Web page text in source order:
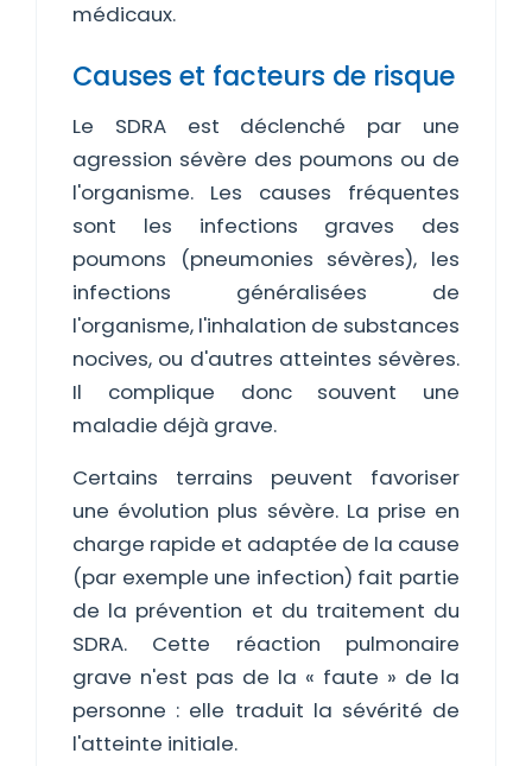
médicaux.
Causes et facteurs de risque
Le SDRA est déclenché par une
agression sévère des poumons ou de
l'organisme. Les causes fréquentes
sont les infections graves des
poumons (pneumonies sévères), les
infections généralisées de
l'organisme, l'inhalation de substances
nocives, ou d'autres atteintes sévères.
Il complique donc souvent une
maladie déjà grave.
Certains terrains peuvent favoriser
une évolution plus sévère. La prise en
charge rapide et adaptée de la cause
(par exemple une infection) fait partie
de la prévention et du traitement du
SDRA. Cette réaction pulmonaire
grave n'est pas de la « faute » de la
personne : elle traduit la sévérité de
l'atteinte initiale.